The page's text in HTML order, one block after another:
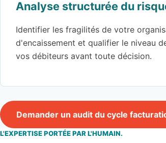
Analyse structurée du
Identifier les fragilités de votre
d'encaissement et qualifier le niveau
vos débiteurs avant toute décision.
Demander un audit du cycle
L'EXPERTISE PORTÉE PAR L'HUMAIN.